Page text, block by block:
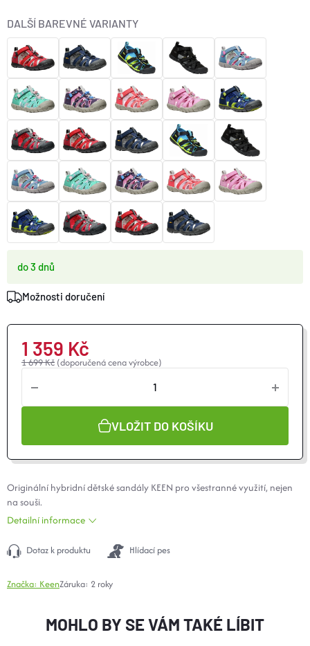
do 3 dnů
DALŠÍ BAREVNÉ VARIANTY
Možnosti doručení
1 699 Kč (doporučená cena výrobce)
1 359 Kč
VLOŽIT DO KOŠÍKU
Originální hybridní dětské sandály KEEN pro všestranné využití, nejen
na souši.
Detailní informace
Dotaz k produktu Hlídací pes
Značka: KeenZáruka: 2 roky
MOHLO BY SE VÁM TAKÉ LÍBIT